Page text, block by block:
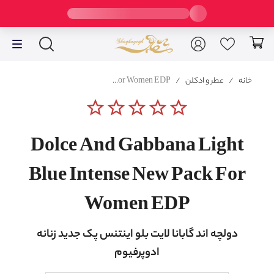
خانه / عطر و ادکلن /
Dolce And Gabbana Light Blue Intense New Pack For Women EDP
star_borderstar_borderstar_borderstar_borderstar_border
Dolce And Gabbana Light
Blue Intense New Pack For
Women EDP
دولچه اند گابانا لایت بلو اینتنس پک جدید زنانه
ادوپرفیوم